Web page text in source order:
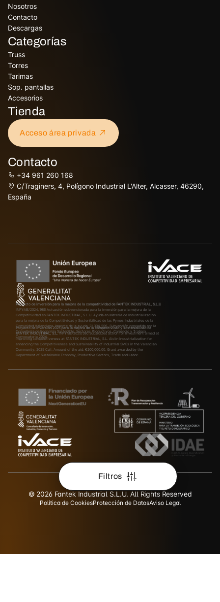
Filtros
Nosotros
Contacto
Descargas
Categorías
Truss
Torres
Tarimas
Sop. pantallas
Accesorios
Tienda
Acceso área privada
Contacto
+34 961 260 168
C/Traginers, 4, Polígono Industrial L'Alter, Alcasser, 46290,
España
Proyecto de inversión para la mejora de la competitividad de FANTEK INDUSTRIAL, S.L.U
INPYME/2024/986 Actuación subvencionada para la inversión para la mejora de la
Competitividad en FANTEK INDUSTRIAL, S.L.U. Ayuda en Materia de Industrialización
para la mejora de la Competitividad y Sostenibilidad de las Pymes Industriales de la
Comunidad Valenciana. Importe de la ayuda: 21.304,50€. Subvención concedida por la
Conselleria de Economía Sostenible, Sectores Productivos, Comercio y Trabajo.
Convocatoria 2024.
Proyecto de inversión 2025 para la mejora de la competitividad y sostenibilidad de
FANTEK INDUSTRIAL, S.L. INPYME/2025/580Subsidized action for investment aimed at
improving competitiveness at FANTEK INDUSTRIAL, S.L. Aid in Industrialization for
enhancing the Competitiveness and Sustainability of Industrial SMEs in the Valencian
Community. 2025 Call. Amount of the aid: €200,000.00. Grant awarded by the
Department of Sustainable Economy, Productive Sectors, Trade and Labor.
© 2026 Fantek Industrial S.L.U. All Rights Reserved
Política de CookiesProtección de DatosAviso Legal